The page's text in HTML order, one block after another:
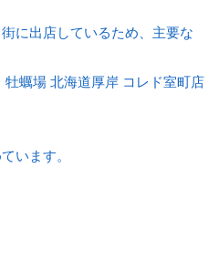
に出店しているため、主要な
蠣場 北海道厚岸 コレド室町店
います。